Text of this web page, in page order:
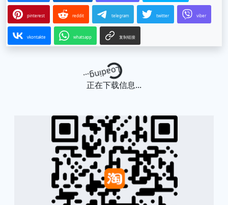
pinterest reddit telegram twitter viber
vkontakte whatsapp 复制链接
Loading...
正在下载信息...